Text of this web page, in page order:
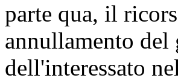
parte qua, il
annullamento
dell'interessato